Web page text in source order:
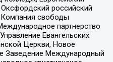
российский
свободы
партнерство
Евангельских
Церкви, Новое
Заведение Международный